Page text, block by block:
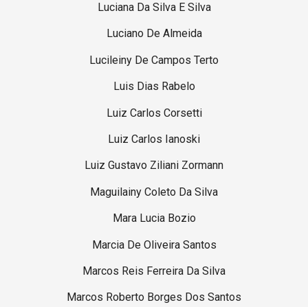
Luciana Da Silva E Silva
Luciano De Almeida
Lucileiny De Campos Terto
Luis Dias Rabelo
Luiz Carlos Corsetti
Luiz Carlos Ianoski
Luiz Gustavo Ziliani Zormann
Maguilainy Coleto Da Silva
Mara Lucia Bozio
Marcia De Oliveira Santos
Marcos Reis Ferreira Da Silva
Marcos Roberto Borges Dos Santos